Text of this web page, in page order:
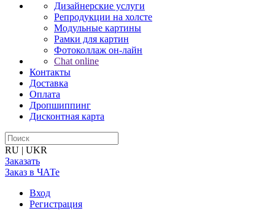
Дизайнерские услуги
Репродукции на холсте
Модульные картины
Рамки для картин
Фотоколлаж он-лайн
Chat online
Контакты
Доставка
Оплата
Дропшиппинг
Дисконтная карта
RU | UKR
Заказать
Заказ в ЧАТе
Вход
Регистрация